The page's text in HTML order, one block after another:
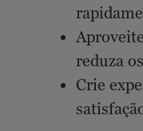
reduza
Crie